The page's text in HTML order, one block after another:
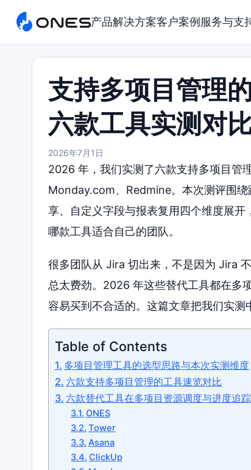
产品解决方案客户案例 服务与支
支持多项目管理
六款工具实测对
2026年7月1日
2026 年，我们实测了六款支持多项目管
Monday.com、Redmine。本次测评围
享、自定义字段与报表复用四个维度展
哪款工具适合自己的团队。
很多团队从 Jira 切出来，不是因为 Jira
总太费劲。2026 年这些替代工具都在多
容易买到不合适的。这篇文章把我们实测
Table of Contents
多项目管理工具的选型思路与本次实测维度
六款支持多项目管理的工具速览对比
六款替代工具在多项目资源调度与进度追
ONES
Tower
Asana
ClickUp